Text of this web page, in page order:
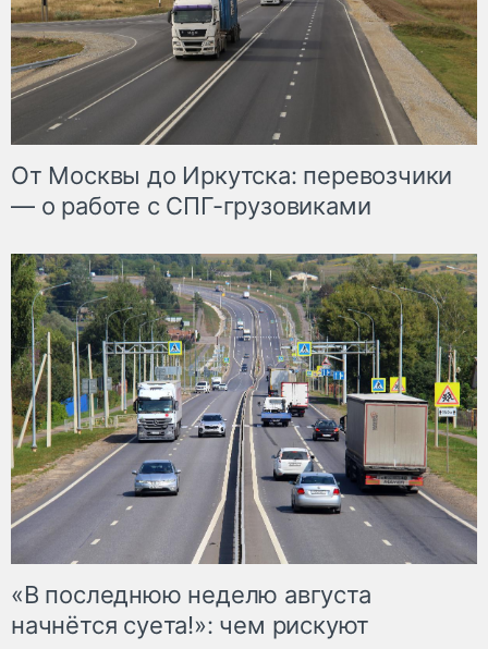
От Москвы до Иркутска: перевозчики
— о работе с СПГ-грузовиками
«В последнюю неделю августа
начнётся суета!»: чем рискуют